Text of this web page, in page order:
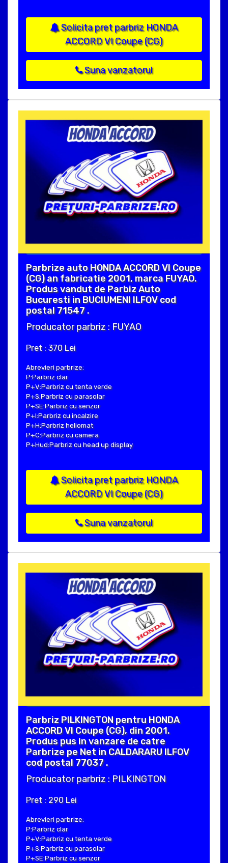
Solicita pret parbriz HONDA
ACCORD VI Coupe (CG)
Suna vanzatorul
Parbrize auto HONDA ACCORD VI Coupe
(CG) an fabricatie 2001, marca FUYAO.
Produs vandut de Parbiz Auto
Bucuresti in BUCIUMENI ILFOV cod
postal 71547 .
Producator parbriz : FUYAO
Pret : 370 Lei
Abrevieri parbrize:
P:Parbriz clar
P+V:Parbriz cu tenta verde
P+S:Parbriz cu parasolar
P+SE:Parbriz cu senzor
P+I:Parbriz cu incalzire
P+H:Parbriz heliomat
P+C:Parbriz cu camera
P+Hud:Parbriz cu head up display
Solicita pret parbriz HONDA
ACCORD VI Coupe (CG)
Suna vanzatorul
Parbriz PILKINGTON pentru HONDA
ACCORD VI Coupe (CG), din 2001.
Produs pus in vanzare de catre
Parbrize pe Net in CALDARARU ILFOV
cod postal 77037 .
Producator parbriz : PILKINGTON
Pret : 290 Lei
Abrevieri parbrize:
P:Parbriz clar
P+V:Parbriz cu tenta verde
P+S:Parbriz cu parasolar
P+SE:Parbriz cu senzor